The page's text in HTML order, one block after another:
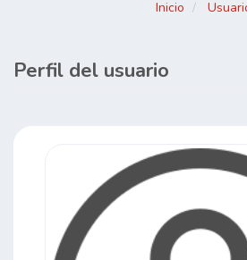
RSS
Inicio
Perfil del usuario